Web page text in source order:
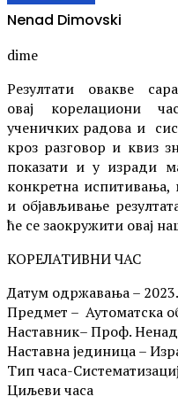
Nenad Dimovski
dime
Резултати овакве
овај корелациони
ученичких радова и
кроз разговор и квиз
показати и у изради
конкретна
и објављивање
ће се заокружити овај
КОРЕЛАТИВНИ ЧАС
Датум одржавања –
Предмет – Аутоматска
Наставник– Проф.
Наставна јединица –
Тип часа-
Циљеви часа